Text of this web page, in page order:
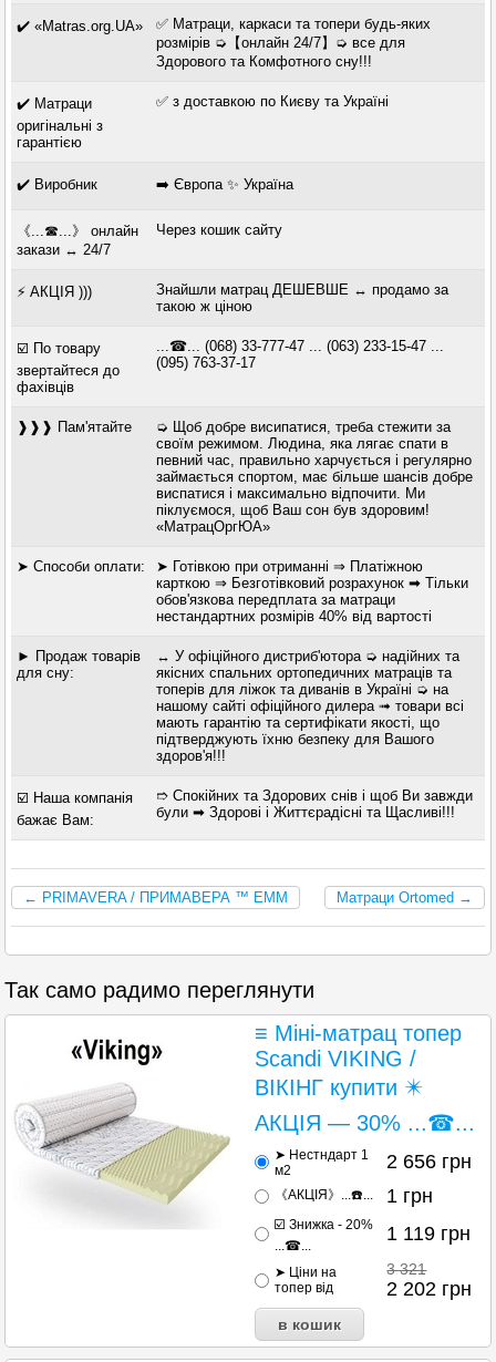
✔️ «Matras.org.UA»
✅ Матраци, каркаси та топери будь-яких
розмірів ➭【онлайн 24/7】➭ все для
Здорового та Комфотного сну!!!
✔️ Матраци
оригінальні з
гарантією
✅ з доставкою по Києву та Україні
✔️ Виробник ➡️ Європа ✨ Україна
《...☎...》 онлайн
закази ↔ 24/7
Через кошик сайту
⚡ АКЦІЯ )))
Знайшли матрац ДЕШЕВШЕ ↔ продамо за
такою ж ціною
☑️ По товару
звертайтеся до
фахівців
...☎... (068) 33-777-47 ... (063) 233-15-47 ...
(095) 763-37-17
❱❱❱ Пам'ятайте
➭ Щоб добре висипатися, треба стежити за
своїм режимом. Людина, яка лягає спати в
певний час, правильно харчується і регулярно
займається спортом, має більше шансів добре
виспатися і максимально відпочити. Ми
піклуємося, щоб Ваш сон був здоровим!
«МатрацОргЮА»
➤ Способи оплати:
➤ Готівкою при отриманні ⇒ Платіжною
карткою ⇒ Безготівковий розрахунок ➡ Тільки
обов'язкова передплата за матраци
нестандартних розмірів 40% від вартості
► Продаж товарів
для сну:
↔ У офіційного дистриб'ютора ➭ надійних та
якісних спальних ортопедичних матраців та
топерів для ліжок та диванів в Україні ➭ на
нашому сайті офіційного дилера ➟ товари всі
мають гарантію та сертифікати якості, що
підтверджують їхню безпеку для Вашого
здоров'я!!!
☑️ Наша компанія
бажає Вам:
➱ Спокійних та Здорових снів і щоб Ви завжди
були ➡ Здорові і Життєрадісні та Щасливі!!!
← PRIMAVERA / ПРИМАВЕРА ™ EMM Матраци Ortomed →
Так само радимо переглянути
≡ Міні-матрац топер
Scandi VIKING /
ВІКІНГ купити ✴️
АКЦІЯ — 30% ...☎...
➤ Нестндарт 1
м2
2 656 грн
《АКЦІЯ》...☎️... 1 грн
☑️ Знижка - 20%
...☎...
1 119 грн
➤ Ціни на
топер від
3 321
2 202 грн